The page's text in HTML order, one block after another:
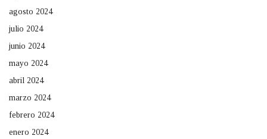
agosto 2024
julio 2024
junio 2024
mayo 2024
abril 2024
marzo 2024
febrero 2024
enero 2024